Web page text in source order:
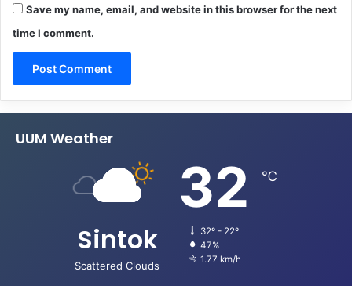
Save my name, email, and website in this browser for the next
time I comment.
UUM Weather
Sintok
Scattered Clouds
32 ℃
32º - 22º
47%
1.77 km/h